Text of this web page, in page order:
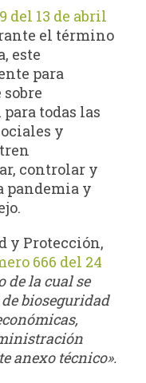
del 13 de abril
el término
este
para
todas las
y
controlar y
pandemia y
y Protección,
666 del 24
de la cual se
bioseguridad
anexo técnico».